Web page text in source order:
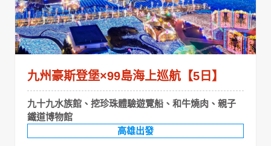
九州豪斯登堡×99島海上巡航【5日】
九十九水族館、挖珍珠體驗遊覽船、和牛燒肉、親子
鐵道博物館
高雄出發